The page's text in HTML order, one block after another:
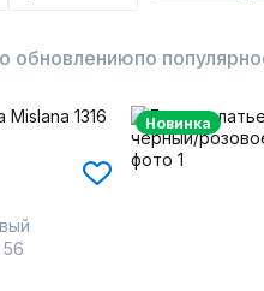
обновлениюпо
56
Новинка